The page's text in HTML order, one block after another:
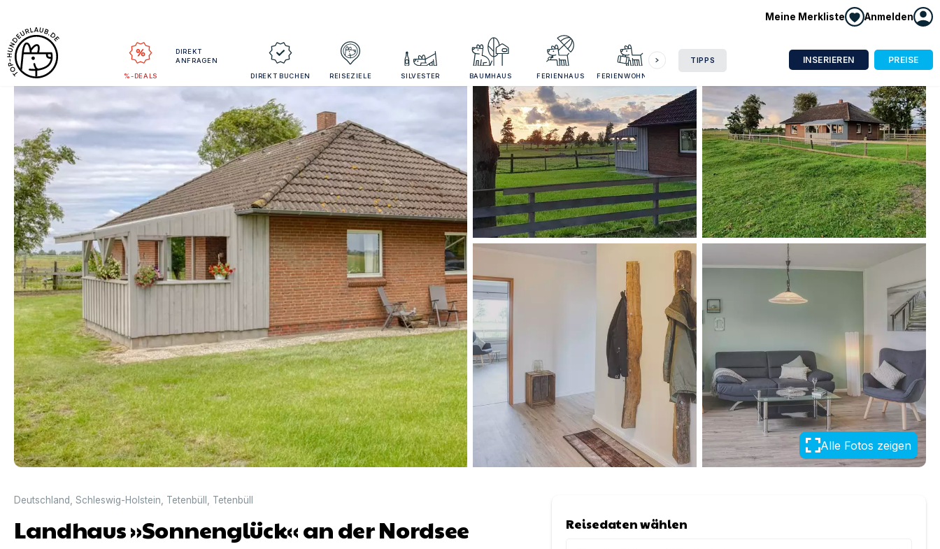
Meine Merkliste Anmelden
%-DEALS
DIREKT
ANFRAGEN
DIREKT BUCHEN REISEZIELE SILVESTER BAUMHAUS FERIENHAUS FERIENWOHNUNG
HAUSBOOT CAMPING WOHNMOBIL
TIPPS INSERIEREN PREISE
Alle Fotos zeigen
Deutschland Schleswig-Holstein Tetenbüll Tetenbüll
Landhaus »Sonnenglück« an der Nordsee Reisedaten wählen